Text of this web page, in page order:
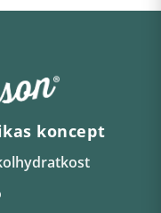
koncept